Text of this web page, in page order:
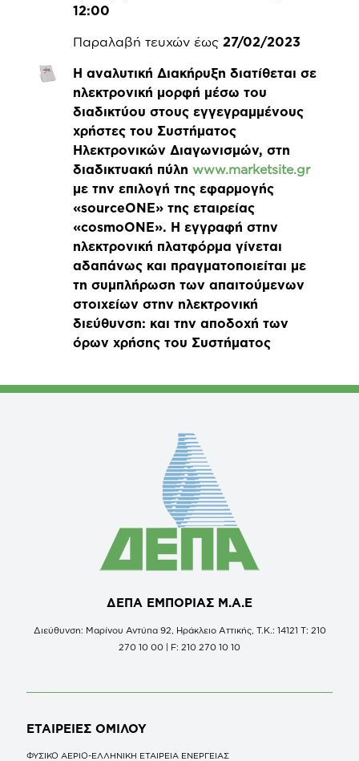
12:00
Παραλαβή τευχών έως 27/02/2023
Η αναλυτική Διακήρυξη διατίθεται σε
ηλεκτρονική μορφή μέσω του
διαδικτύου στους εγγεγραμμένους
χρήστες του Συστήματος
Ηλεκτρονικών Διαγωνισμών, στη
διαδικτυακή πύλη www.marketsite.gr
με την επιλογή της εφαρμογής
«sourceONE» της εταιρείας
«cosmoONE». Η εγγραφή στην
ηλεκτρονική πλατφόρμα γίνεται
αδαπάνως και πραγματοποιείται με
τη συμπλήρωση των απαιτούμενων
στοιχείων στην ηλεκτρονική
διεύθυνση: και την αποδοχή των
όρων χρήσης του Συστήματος
ΔΕΠΑ ΕΜΠΟΡΙΑΣ Μ.Α.Ε
Διεύθυνση: Μαρίνου Αντύπα 92, Ηράκλειο Αττικής, Τ.Κ.: 14121 Τ: 210
270 10 00 | F: 210 270 10 10
ΕΤΑΙΡΕΙΕΣ ΟΜΙΛΟΥ
ΦΥΣΙΚΟ ΑΕΡΙΟ-ΕΛΛΗΝΙΚΗ ΕΤΑΙΡΕΙΑ ΕΝΕΡΓΕΙΑΣ